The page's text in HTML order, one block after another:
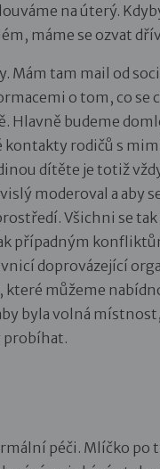
na úterý.
máme se ozvat
Mám tam mail od
o tom, co se
Hlavně budeme
kontakty rodičů s
dítěte je totiž
moderoval a aby
Všichni se
případným
doprovázející
můžeme
byla volná
probíhat.
péči. Mlíčko po